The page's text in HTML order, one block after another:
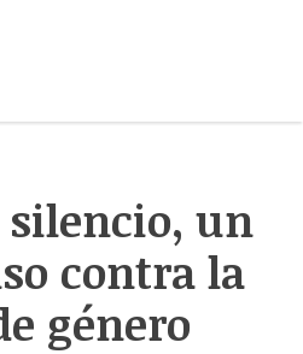
silencio, un
contra la
género